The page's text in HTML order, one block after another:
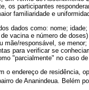
os participantes
familiaridade e
dados como: nome;
vacina e número de
mãe/responsável, se
para verificar se
"parcialmente" no caso
o endereço de residência,
de Ananindeua. Belém